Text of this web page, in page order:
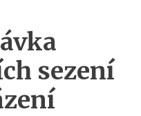
sezení